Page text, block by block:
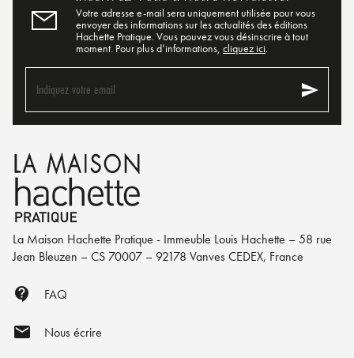
Votre adresse e-mail sera uniquement utilisée pour vous
envoyer des informations sur les actualités des éditions
Hachette Pratique. Vous pouvez vous désinscrire à tout
moment. Pour plus d’informations, cliquez ici.
Indiquez votre email send
La Maison Hachette Pratique - Immeuble Louis Hachette – 58 rue
Jean Bleuzen – CS 70007 – 92178 Vanves CEDEX, France
contact_support FAQ
mail Nous écrire